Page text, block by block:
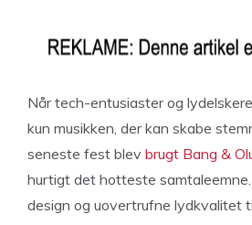
Når tech-entusiaster og
kun musikken, der kan skabe
seneste fest blev brugt Bang &
hurtigt det hotteste
design og uovertrufne lydkvalitet